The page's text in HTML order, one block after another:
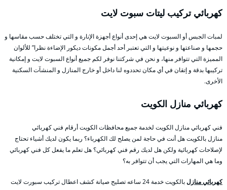
كهربائي تركيب ليتات سبوت لايت
لمبات الجبس أو السبوت لايت هي إحدى أنواع أجهزة الإنارة و التي تختلف حسب مقاسها و
حجمها و صناعتها و نوعيتها و التي تعتبر أحد أجمل مكونات ديكور الإضاءة نظرا” للألوان
المميزة التي تتوافر منها، و نحن في شركتنا نوفر لكم جميع أنواع السبوت لايت و إمكانية
تركيبها بدقة و إتقان في أي مكان تحددوه لنا داخل أو خارج المنازل و المنشآت السكنية
الأخرى.
كهربائي منازل الكويت
فني كهربائي منازل الكويت لخدمة جميع محافظات الكويت أرقام فني كهربائي
منازل بالكويت هل أنت في حاجة لمن يصلح لك الكهرباء؟ ربما يكون لديك أشياء تحتاج
لإصلاحات كهربائية ولكن هل لديك رقم فني كهربائي؟ هل تعلم ما يفعل كل فني كهربائي
وما هي المهارات التي يجب أن تتوافر به؟
كهربائي منازل
بالكويت خدمة 24 ساعه تصليح صيانة كشف اعطال تركيب سبورت لايت